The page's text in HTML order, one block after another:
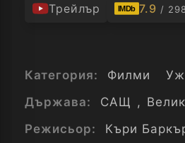
Трейлър
IMDb 7.9 /
Категория: Филми
Държава:
САЩ ,
Режисьор:
Къри